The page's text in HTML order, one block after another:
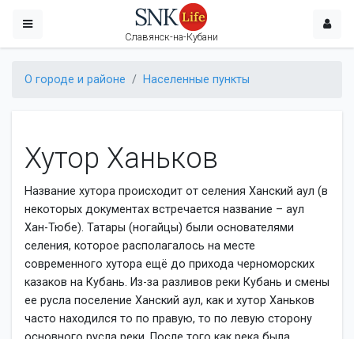
Славянск-на-Кубани
О городе и районе Населенные пункты
Хутор Ханьков
Название хутора происходит от селения Ханский аул (в
некоторых документах встречается название – аул
Хан-Тюбе). Татары (ногайцы) были основателями
селения, которое располагалось на месте
современного хутора ещё до прихода черноморских
казаков на Кубань. Из-за разливов реки Кубань и смены
ее русла поселение Ханский аул, как и хутор Ханьков
часто находился то по правую, то по левую сторону